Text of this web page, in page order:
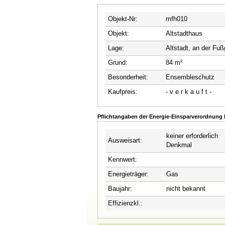
Objekt-Nr:
mfh010
Objekt:
Altstadthaus
Lage:
Altstadt, an der
Grund:
84 m²
Besonderheit:
Ensembleschutz
Kaufpreis:
- v e r k a u f t -
Pflichtangaben der Energie-Einsparverordnung
Ausweisart:
keiner erforderlich
Denkmal
Kennwert:
Energieträger:
Gas
Baujahr:
nicht bekannt
Effizienzkl.: